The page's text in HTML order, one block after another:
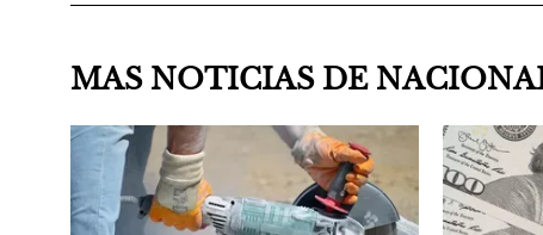
MAS NOTICIAS DE